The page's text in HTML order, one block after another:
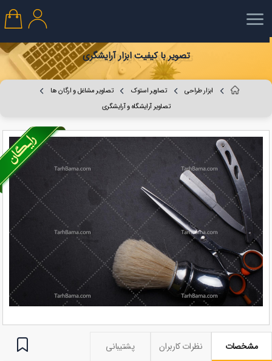
تصویر با کیفیت ابزار آرایشگری
ابزار طراحی تصاویر استوک
تصاویر مشاغل و ارگان ها
تصاویر آرایشگاه و آرایشگری
مشخصات نظرات کاربران پشتیبانی